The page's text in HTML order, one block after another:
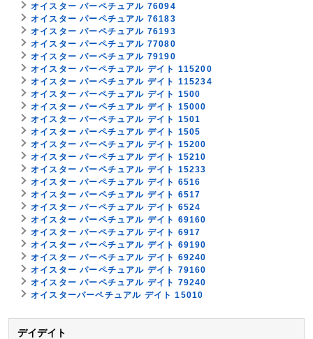
オイスター パーペチュアル 76094
オイスター パーペチュアル 76183
オイスター パーペチュアル 76193
オイスター パーペチュアル 77080
オイスター パーペチュアル 79190
オイスター パーペチュアル デイト 115200
オイスター パーペチュアル デイト 115234
オイスター パーペチュアル デイト 1500
オイスター パーペチュアル デイト 15000
オイスター パーペチュアル デイト 1501
オイスター パーペチュアル デイト 1505
オイスター パーペチュアル デイト 15200
オイスター パーペチュアル デイト 15210
オイスター パーペチュアル デイト 15233
オイスター パーペチュアル デイト 6516
オイスター パーペチュアル デイト 6517
オイスター パーペチュアル デイト 6524
オイスター パーペチュアル デイト 69160
オイスター パーペチュアル デイト 6917
オイスター パーペチュアル デイト 69190
オイスター パーペチュアル デイト 69240
オイスター パーペチュアル デイト 79160
オイスター パーペチュアル デイト 79240
オイスターパーペチュアル デイト 15010
デイデイト